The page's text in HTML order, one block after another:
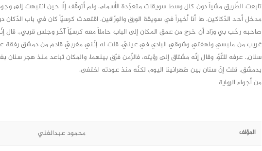
تابعت الطّريق مشياً دون كلل وسط سويقات متعدِّدة الأسماء,. ولم أتوقّف إلّا حين انتبهت إلى
مدخل أحد الدّكاكين. ها أنا أخيراً في سويقة الورق والورّاقين. اقتعدت كرسيّاً كان في باب الدّكان
صاحبه رحّب بي وزاد أن خرج من عمق المكان إلى الباب حاملاً معه كرسيّاً آخَر وجلس قربي,. قال
غريب من ملبسي ولهفتي وشوقي البادي في عينيّ. قلت له إنّني مغربيّ قادم من دمشق رفقة
سنان,. عرفه للتّوّ، وقال إنّه مشتاق إلى رؤيته، فالزّمن فرّق بينهما، والمكان تباعد منذ هجر سنان
بدمشق. قلت إنّ سنان بين ظهرانينا اليوم، لكنّه منذ عودته اختفى.
من أجواء الرواية
المؤلف محمود عبدالغني